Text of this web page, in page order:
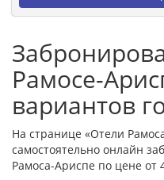
Рамосе-
вариантов
На странице «Отели
самостоятельно онлайн
Рамоса-Ариспе по цене от